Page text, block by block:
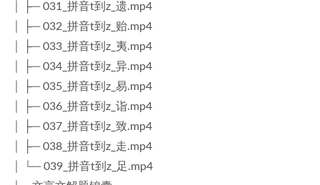
│ ├─ 031_拼音t到z_遗.mp4
│ ├─ 032_拼音t到z_贻.mp4
│ ├─ 033_拼音t到z_夷.mp4
│ ├─ 034_拼音t到z_异.mp4
│ ├─ 035_拼音t到z_易.mp4
│ ├─ 036_拼音t到z_诣.mp4
│ ├─ 037_拼音t到z_致.mp4
│ ├─ 038_拼音t到z_走.mp4
│ └─ 039_拼音t到z_足.mp4